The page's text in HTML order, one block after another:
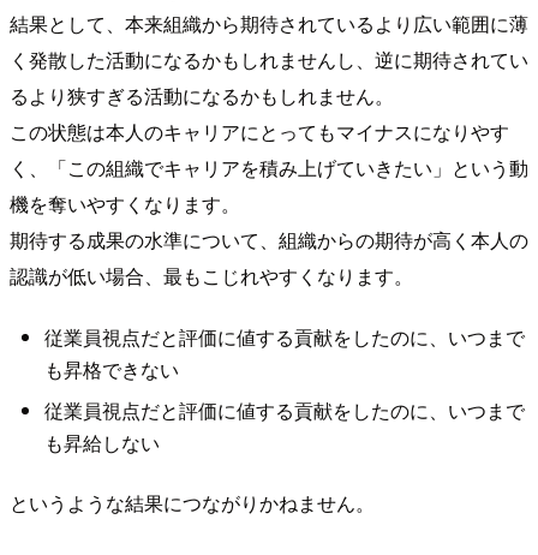
結果として、本来組織から期待されているより広い範囲に薄
く発散した活動になるかもしれませんし、逆に期待されてい
るより狭すぎる活動になるかもしれません。
この状態は本人のキャリアにとってもマイナスになりやす
く、「この組織でキャリアを積み上げていきたい」という動
機を奪いやすくなります。
期待する成果の水準について、組織からの期待が高く本人の
認識が低い場合、最もこじれやすくなります。
従業員視点だと評価に値する貢献をしたのに、いつまで
も昇格できない
従業員視点だと評価に値する貢献をしたのに、いつまで
も昇給しない
というような結果につながりかねません。